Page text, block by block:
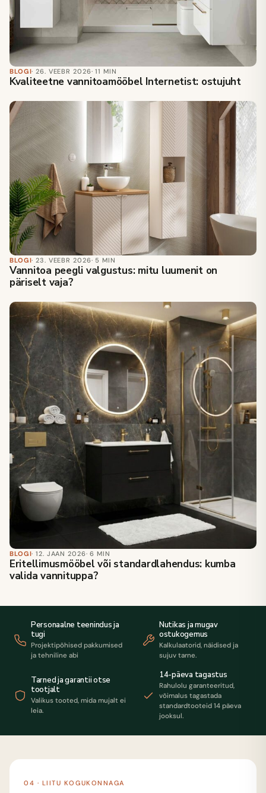
BLOGI· 26. VEEBR 2026· 11 MIN
Kvaliteetne vannitoamööbel Internetist: ostujuht
BLOGI· 23. VEEBR 2026· 5 MIN
Vannitoa peegli valgustus: mitu luumenit on
päriselt vaja?
BLOGI· 12. JAAN 2026· 6 MIN
Eritellimusmööbel või standardlahendus: kumba
valida vannituppa?
Personaalne teenindus ja
tugi
Projektipõhised pakkumised
ja tehniline abi
Nutikas ja mugav
ostukogemus
Kalkulaatorid, näidised ja
sujuv tarne.
Tarned ja garantii otse
tootjalt
Valikus tooted, mida mujalt ei
leia.
14-päeva tagastus
Rahulolu garanteeritud,
võimalus tagastada
standardtooteid 14 päeva
jooksul.
04 · LIITU KOGUKONNAGA